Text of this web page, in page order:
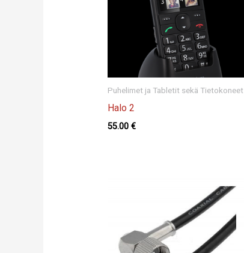
Puhelimet ja Tabletit sekä Tietokoneet
Halo 2
55.00 €